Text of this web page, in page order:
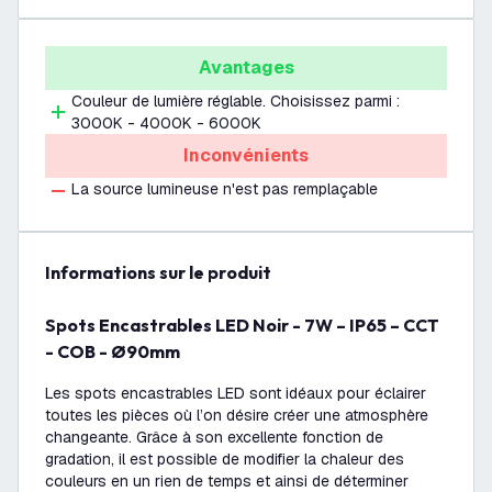
Avantages
Couleur de lumière réglable. Choisissez parmi :
3000K - 4000K - 6000K
Inconvénients
La source lumineuse n'est pas remplaçable
Informations sur le produit
Spots Encastrables LED Noir - 7W – IP65 – CCT
- COB - Ø90mm
Les spots encastrables LED sont idéaux pour éclairer
toutes les pièces où l’on désire créer une atmosphère
changeante. Grâce à son excellente fonction de
gradation, il est possible de modifier la chaleur des
couleurs en un rien de temps et ainsi de déterminer